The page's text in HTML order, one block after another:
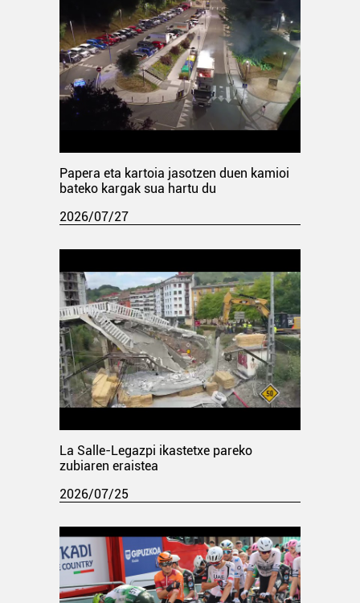
Papera eta kartoia jasotzen duen kamioi
bateko kargak sua hartu du
2026/07/27
La Salle-Legazpi ikastetxe pareko
zubiaren eraistea
2026/07/25